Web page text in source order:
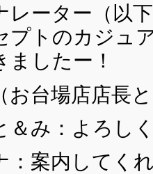
レーター（以
プトのカジュ
ましたー！
（お台場店店長
＆み：よろし
：案内してく